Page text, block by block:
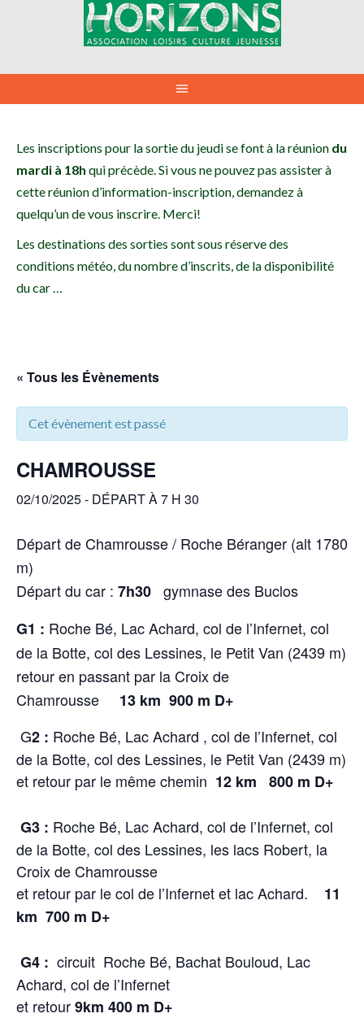
Les inscriptions pour la sortie du jeudi se font à la réunion du
mardi à 18h qui précède. Si vous ne pouvez pas assister à
cette réunion d’information-inscription, demandez à
quelqu’un de vous inscrire. Merci!
Les destinations des sorties sont sous réserve des
conditions météo, du nombre d’inscrits, de la disponibilité
du car …
« Tous les Évènements
Cet évènement est passé
CHAMROUSSE
02/10/2025 - DÉPART À 7 H 30
Départ de Chamrousse / Roche Béranger (alt 1780
m)
Départ du car : 7h30 gymnase des Buclos
G1 : Roche Bé, Lac Achard, col de l’Infernet, col
de la Botte, col des Lessines, le Petit Van (2439 m)
retour en passant par la Croix de
Chamrousse
13 km 900 m D+
G2 : Roche Bé, Lac Achard , col de l’Infernet, col
de la Botte, col des Lessines, le Petit Van (2439 m)
et retour par le même chemin 12 km 800 m D+
G3 : Roche Bé, Lac Achard, col de l’Infernet, col
de la Botte, col des Lessines, les lacs Robert, la
Croix de Chamrousse
et retour par le col de l’Infernet et lac Achard. 11
km 700 m D+
G4 : circuit Roche Bé, Bachat Bouloud, Lac
Achard, col de l’Infernet
et retour9km 400 m D+